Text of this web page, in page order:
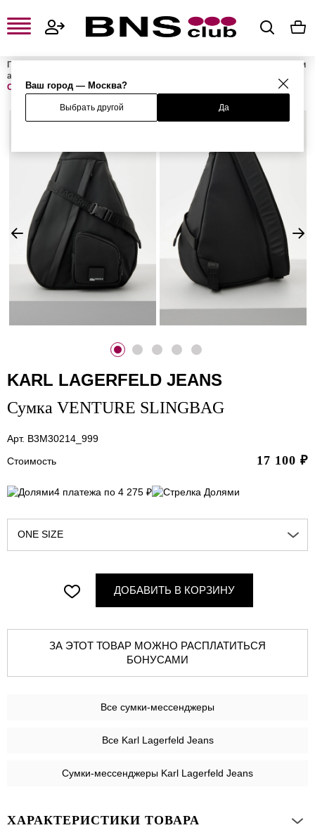
Ваш город — Москва?
Выбрать другой Да
Главная
Мужские сумки и
аксессуары
Сумка VENTURE SLINGBAG
KARL LAGERFELD JEANS
Сумка VENTURE SLINGBAG
Арт. B3M30214_999
Стоимость
17 100 ₽
4 платежа по 4 275 ₽
ONE SIZE
ДОБАВИТЬ В КОРЗИНУ
ЗА ЭТОТ ТОВАР МОЖНО РАСПЛАТИТЬСЯ
БОНУСАМИ
Все сумки-мессенджеры
Все Karl Lagerfeld Jeans
Сумки-мессенджеры Karl Lagerfeld Jeans
ХАРАКТЕРИСТИКИ ТОВАРА